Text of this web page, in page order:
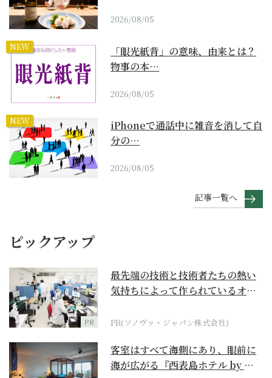
2026/08/05
NEW
「眼光紙背」の意味、由来とは？
物事の本…
2026/08/05
NEW
iPhoneで通話中に雑音を消して自
分の…
2026/08/05
記事一覧へ
ピックアップ
PR
最先端の技術と技術者たちの熱い
気持ちによって作られているオー
PR(ソノヴァ・ジャパン株式会社)
客室はすべて海側にあり、眼前に
海が広がる『西表島ホテル by 星